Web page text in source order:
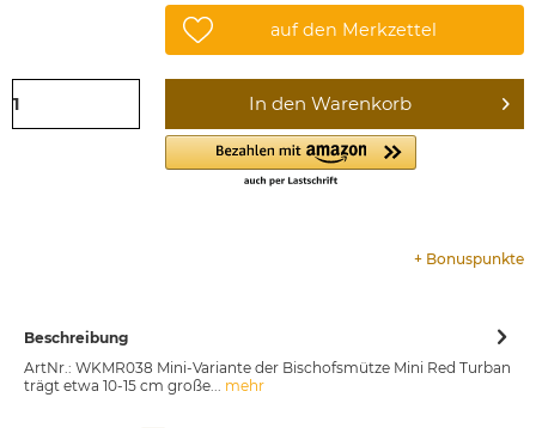
auf den Merkzettel
In den Warenkorb
+ Bonuspunkte
Beschreibung
ArtNr.: WKMR038 Mini-Variante der Bischofsmütze Mini Red Turban
trägt etwa 10-15 cm große...
mehr